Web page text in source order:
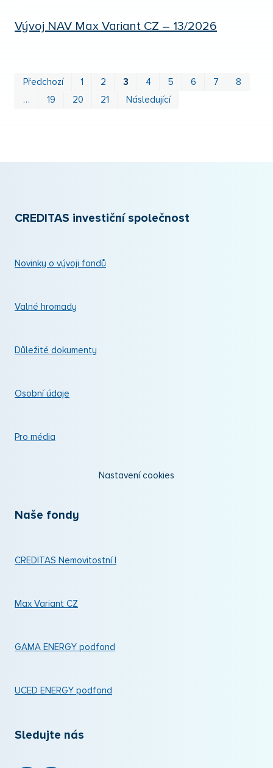
Vývoj NAV Max Variant CZ – 13/2026
Předchozí 1 2 3 4 5 6 7
8
…
19 20 21 Následující
CREDITAS investiční společnost
Novinky o vývoji fondů
Valné hromady
Důležité dokumenty
Osobní údaje
Pro média
Nastavení cookies
Naše fondy
CREDITAS Nemovitostní I
Max Variant CZ
GAMA ENERGY podfond
UCED ENERGY podfond
Sledujte nás